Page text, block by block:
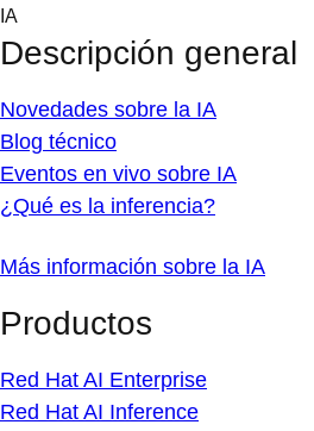
Skip
content
IA
Descripción general
Novedades sobre la IA
Blog técnico
Eventos en vivo sobre IA
¿Qué es la inferencia?
Más información sobre la IA
Productos
Red Hat AI Enterprise
Red Hat AI Inference